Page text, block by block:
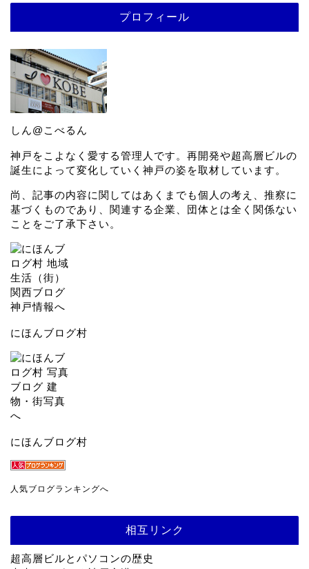
プロフィール
しん@こべるん
神戸をこよなく愛する管理人です。再開発や超高層ビルの
誕生によって変化していく神戸の姿を取材しています。
尚、記事の内容に関してはあくまでも個人の考え、推察に
基づくものであり、関連する企業、団体とは全く関係ない
ことをご了承下さい。
にほんブログ村
にほんブログ村
人気ブログランキングへ
相互リンク
超高層ビルとパソコンの歴史